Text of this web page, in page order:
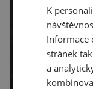
K
Informace
stránek
a